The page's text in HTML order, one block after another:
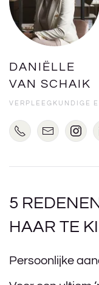
DANIËLLE
VAN SCHAIK
VERPLEEGKUNDIGE
5
HAAR TE
Persoonlijke